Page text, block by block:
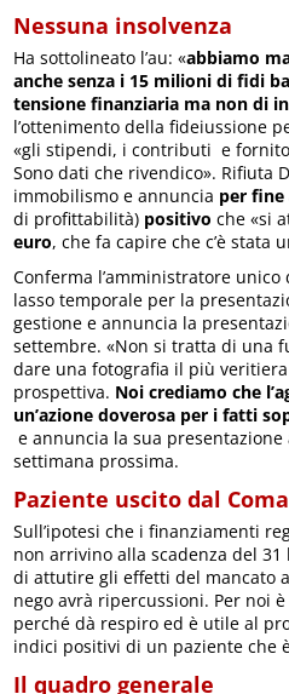
Nessuna insolvenza
Ha sottolineato l’au: «abbiamo
anche senza i 15 milioni di fidi
tensione finanziaria ma non di
l’ottenimento della fideiussione
«gli stipendi, i contributi e
Sono dati che rivendico». Rifiuta
immobilismo e annuncia per fine
di profittabilità) positivo che «si
euro, che fa capire che c’è stata
Conferma l’amministratore
lasso temporale per la
gestione e annuncia la
settembre. «Non si tratta di una
dare una fotografia il più
prospettiva. Noi crediamo che
un’azione doverosa per i fatti
e annuncia la sua presentazione
settimana prossima.
Paziente uscito dal Coma
Sull’ipotesi che i finanziamenti
non arrivino alla scadenza del
di attutire gli effetti del mancato
nego avrà ripercussioni. Per noi
perché dà respiro ed è utile al
indici positivi di un paziente che
Il quadro generale